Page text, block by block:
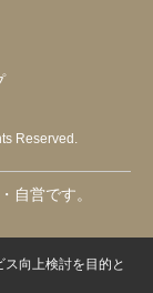
Reserved.
自営です。
向上検討を目的と